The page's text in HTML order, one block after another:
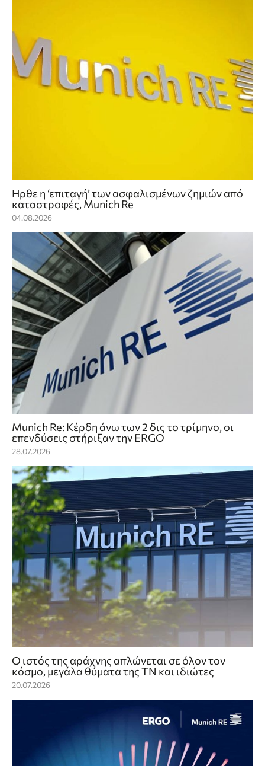
Ηρθε η ‘επιταγή’ των ασφαλισμένων ζημιών από
καταστροφές, Munich Re
04.08.2026
Munich Re: Κέρδη άνω των 2 δις το τρίμηνο, οι
επενδύσεις στήριξαν την ERGO
28.07.2026
Ο ιστός της αράχνης απλώνεται σε όλον τον
κόσμο, μεγάλα θύματα της ΤΝ και ιδιώτες
20.07.2026